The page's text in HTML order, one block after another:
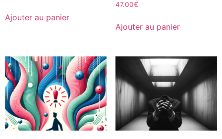
Ajouter au panier
47.00€
Ajouter au panier